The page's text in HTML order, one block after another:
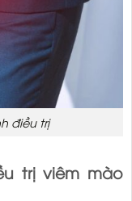
điều trị
trị viêm mào